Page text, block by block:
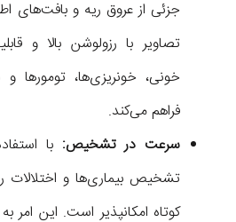
جزئی از عروق ریه و بافت‌های
تصاویر با رزولوشن بالا و
خونی، خونریزی‌ها، تومورها و
فراهم می‌کند.
سرعت در تشخیص: با
تشخیص بیماری‌ها و اختلالات
کوتاه امکانپذیر است. این